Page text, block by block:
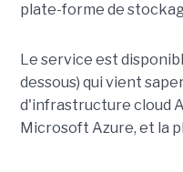
plate-forme de
Le service est
dessous) qui vient
d'infrastructure cloud
Microsoft Azure, et la